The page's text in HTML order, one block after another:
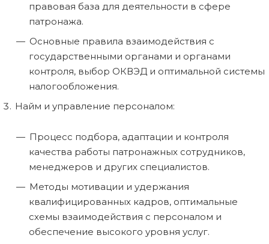
правовая база для деятельности в сфере
патронажа.
Основные правила взаимодействия с
государственными органами и органами
контроля, выбор ОКВЭД и оптимальной системы
налогообложения.
Найм и управление персоналом:
Процесс подбора, адаптации и контроля
качества работы патронажных сотрудников,
менеджеров и других специалистов.
Методы мотивации и удержания
квалифицированных кадров, оптимальные
схемы взаимодействия с персоналом и
обеспечение высокого уровня услуг.